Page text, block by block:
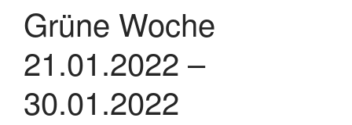
Grüne Woche
21.01.2022 –
30.01.2022